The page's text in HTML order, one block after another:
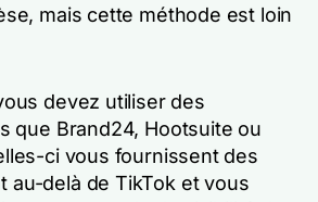
mais cette méthode est loin
devez utiliser des
que Brand24, Hootsuite ou
ci vous fournissent des
au-delà de TikTok et vous